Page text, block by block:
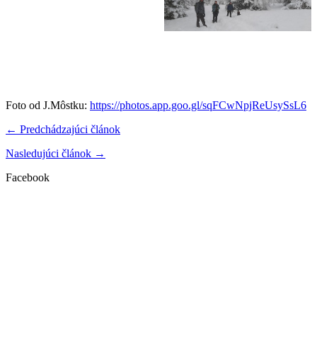
Foto od J.Môstku: https://photos.app.goo.gl/sqFCwNpjReUsySsL6
← Predchádzajúci článok
Nasledujúci článok →
Facebook